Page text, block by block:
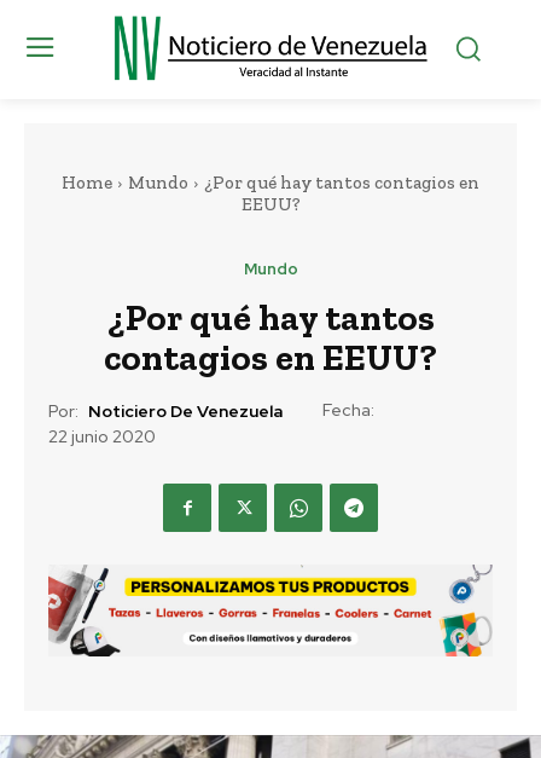
Home Mundo
¿Por qué hay tantos contagios en
EEUU?
Mundo
¿Por qué hay tantos
contagios en EEUU?
Por: Noticiero De Venezuela
Fecha:
22 junio 2020